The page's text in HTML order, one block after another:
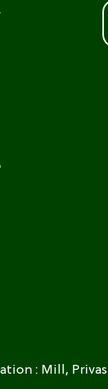
: Mill, Privas